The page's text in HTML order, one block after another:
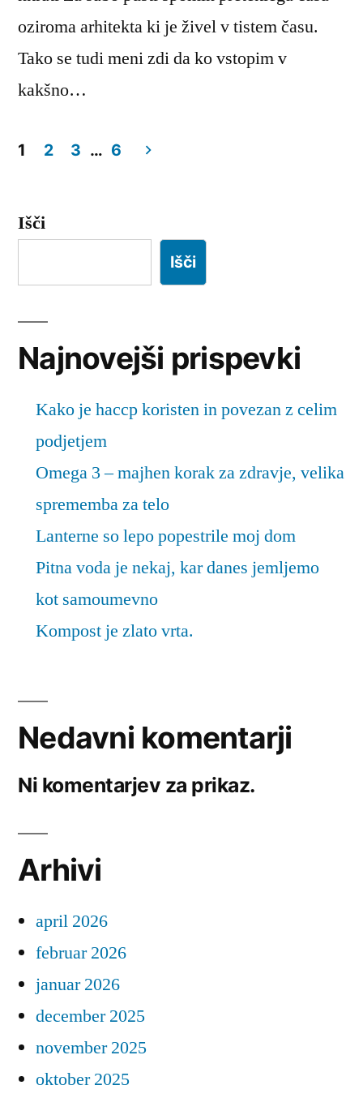
oziroma arhitekta ki je živel v tistem času.
Tako se tudi meni zdi da ko vstopim v
kakšno…
prispevkov
1 2 3 … 6
Išči
Išči
Najnovejši prispevki
Kako je haccp koristen in povezan z celim
podjetjem
Omega 3 – majhen korak za zdravje, velika
sprememba za telo
Lanterne so lepo popestrile moj dom
Pitna voda je nekaj, kar danes jemljemo
kot samoumevno
Kompost je zlato vrta.
Nedavni komentarji
Ni komentarjev za prikaz.
Arhivi
april 2026
februar 2026
januar 2026
december 2025
november 2025
oktober 2025